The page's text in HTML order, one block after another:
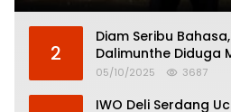
2
Diam Seribu
Dalimunthe Diduga
05/10/2025 3687
IWO Deli Serdang